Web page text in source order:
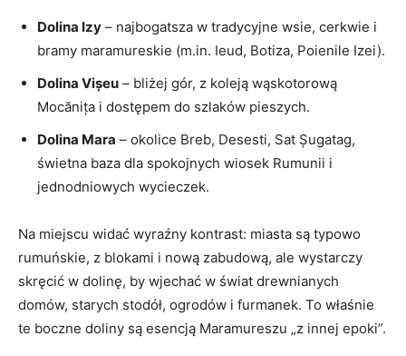
Dolina Izy – najbogatsza w tradycyjne wsie, cerkwie i
bramy maramureskie (m.in. Ieud, Botiza, Poienile Izei).
Dolina Vișeu – bliżej gór, z koleją wąskotorową
Mocănița i dostępem do szlaków pieszych.
Dolina Mara – okolice Breb, Desesti, Sat Șugatag,
świetna baza dla spokojnych wiosek Rumunii i
jednodniowych wycieczek.
Na miejscu widać wyraźny kontrast: miasta są typowo
rumuńskie, z blokami i nową zabudową, ale wystarczy
skręcić w dolinę, by wjechać w świat drewnianych
domów, starych stodół, ogrodów i furmanek. To właśnie
te boczne doliny są esencją Maramureszu „z innej epoki”.